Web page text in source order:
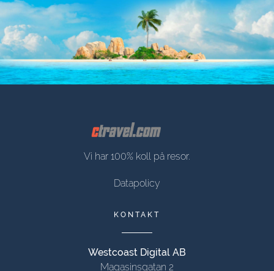
Vi har 100% koll på resor.
Datapolicy
KONTAKT
Westcoast Digital AB
Magasinsgatan 2